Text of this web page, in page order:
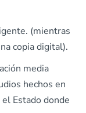
(mientras
copia digital).
media
hechos en
Estado donde